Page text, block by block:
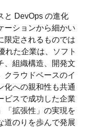
と DevOps の進化
ーションから細かい
限定されるものでは
れた企業は、ソフト
、組織構造、開発文
クラウドベースのイ
化への親和性も共通
ビスで成功した企業
「拡張性」の実現を
道のりを歩んで発展